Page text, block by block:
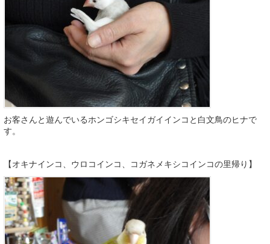
お客さんと遊んでいるホンゴシキセイガイインコと白文鳥のヒナで
す。
【オキナインコ、ウロコインコ、コガネメキシコインコの里帰り】